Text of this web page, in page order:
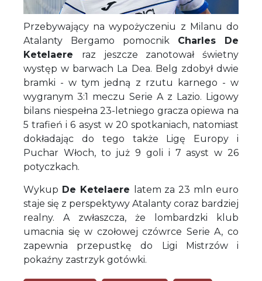
Przebywający na wypożyczeniu z Milanu do
Atalanty Bergamo pomocnik Charles De
Ketelaere raz jeszcze zanotował świetny
występ w barwach La Dea. Belg zdobył dwie
bramki - w tym jedną z rzutu karnego - w
wygranym 3:1 meczu Serie A z Lazio. Ligowy
bilans niespełna 23-letniego gracza opiewa na
5 trafień i 6 asyst w 20 spotkaniach, natomiast
dokładając do tego także Ligę Europy i
Puchar Włoch, to już 9 goli i 7 asyst w 26
potyczkach.
Wykup De Ketelaere
latem za 23 mln euro
staje się z perspektywy Atalanty coraz bardziej
realny. A zwłaszcza, że lombardzki klub
umacnia się w czołowej czówrce Serie A, co
zapewnia przepustkę do Ligi Mistrzów i
pokaźny zastrzyk gotówki.